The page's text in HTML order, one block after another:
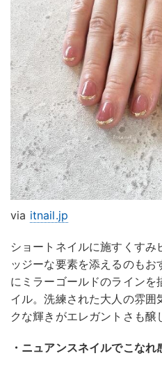
via itnail.jp
ショートネイルに施すくす
ッジーな要素を添えるのも
にミラーゴールドのラインを
イル。洗練された大人の雰囲
クな輝きがエレガントさも醸
・ニュアンスネイルでこなれ